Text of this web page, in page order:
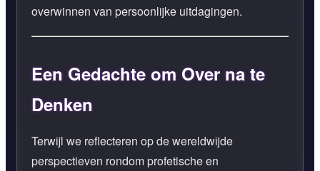
overwinnen van persoonlijke uitdagingen.
Een Gedachte om Over na te
Denken
Terwijl we reflecteren op de wereldwijde
perspectieven rondom profetische en